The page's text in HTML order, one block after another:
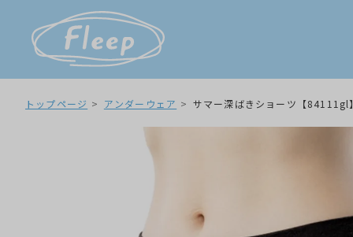
トップページ アンダーウェア サマー深ばきショーツ【84111gl